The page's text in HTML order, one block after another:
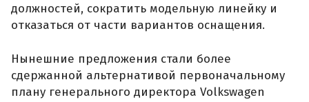
должностей, сократить модельную линейку и
отказаться от части вариантов оснащения.
Нынешние предложения стали более
сдержанной альтернативой первоначальному
плану генерального директора Volkswagen